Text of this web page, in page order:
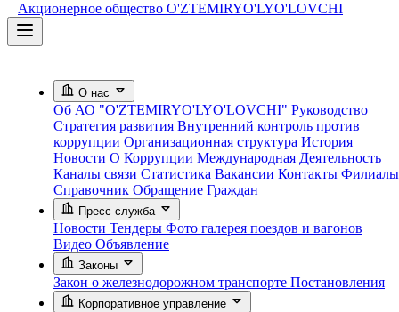
Акционерное общество O'ZTEMIRYO'LYO'LOVCHI
О нас
Об АО "O'ZTEMIRYO'LYO'LOVCHI" Руководство
Стратегия развития Внутренний контроль против
коррупции Организационная структура История
Новости О Коррупции Международная Деятельность
Каналы связи Статистика Вакансии Контакты Филиалы
Справочник Обращение Граждан
Пресс служба
Новости Тендеры Фото галерея поездов и вагонов
Видео Объявление
Законы
Закон о железнодорожном транспорте Постановления
Корпоративное управление